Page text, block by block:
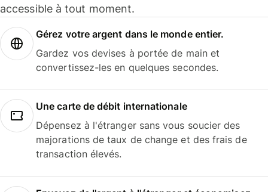
accessible à tout moment.
Gérez votre argent dans le monde entier.
Gardez vos devises à portée de main et
convertissez-les en quelques secondes.
Une carte de débit internationale
Dépensez à l'étranger sans vous soucier des
majorations de taux de change et des frais de
transaction élevés.